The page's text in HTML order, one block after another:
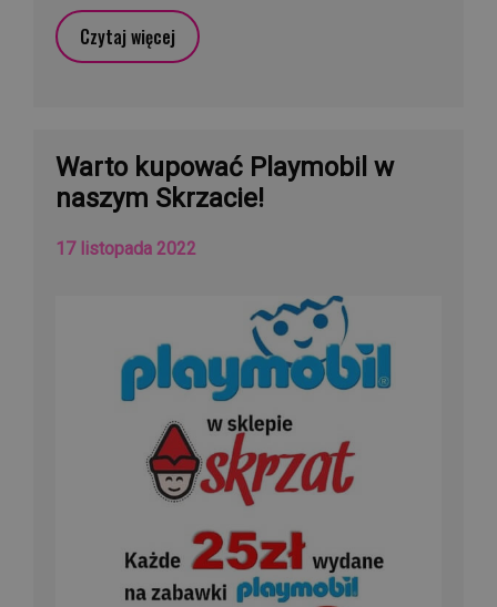
Czytaj więcej
Warto kupować Playmobil w
naszym Skrzacie!
17 listopada 2022